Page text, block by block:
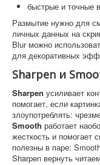
быстрые и точные
Размытие нужно для
личных данных на
Blur можно
для декоративных
Sharpen и
Sharpen усиливает
помогает, если
злоупотреблять:
Smooth работает
жесткость и помогает
полезны в паре:
Sharpen вернуть